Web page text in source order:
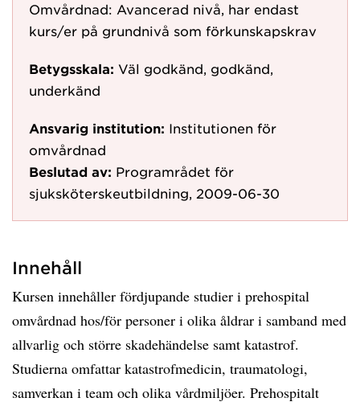
Omvårdnad: Avancerad nivå, har endast
kurs/er på grundnivå som förkunskapskrav
Betygsskala: Väl godkänd, godkänd,
underkänd
Ansvarig institution: Institutionen för
omvårdnad
Beslutad av: Programrådet för
sjuksköterskeutbildning, 2009-06-30
Innehåll
Kursen innehåller fördjupande studier i prehospital
omvårdnad hos/för personer i olika åldrar i samband med
allvarlig och större skadehändelse samt katastrof.
Studierna omfattar katastrofmedicin, traumatologi,
samverkan i team och olika vårdmiljöer. Prehospitalt